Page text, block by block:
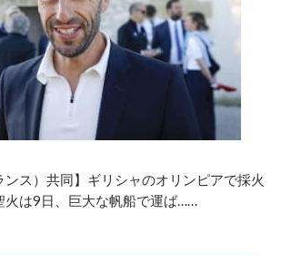
ンス）共同】ギリシャのオリンピアで採火
火は9日、巨大な帆船で運ば……